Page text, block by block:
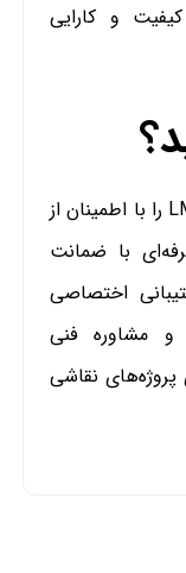
و کارایی
با ضمانت
اختصاصی
و مشاوره فنی
نقاشی